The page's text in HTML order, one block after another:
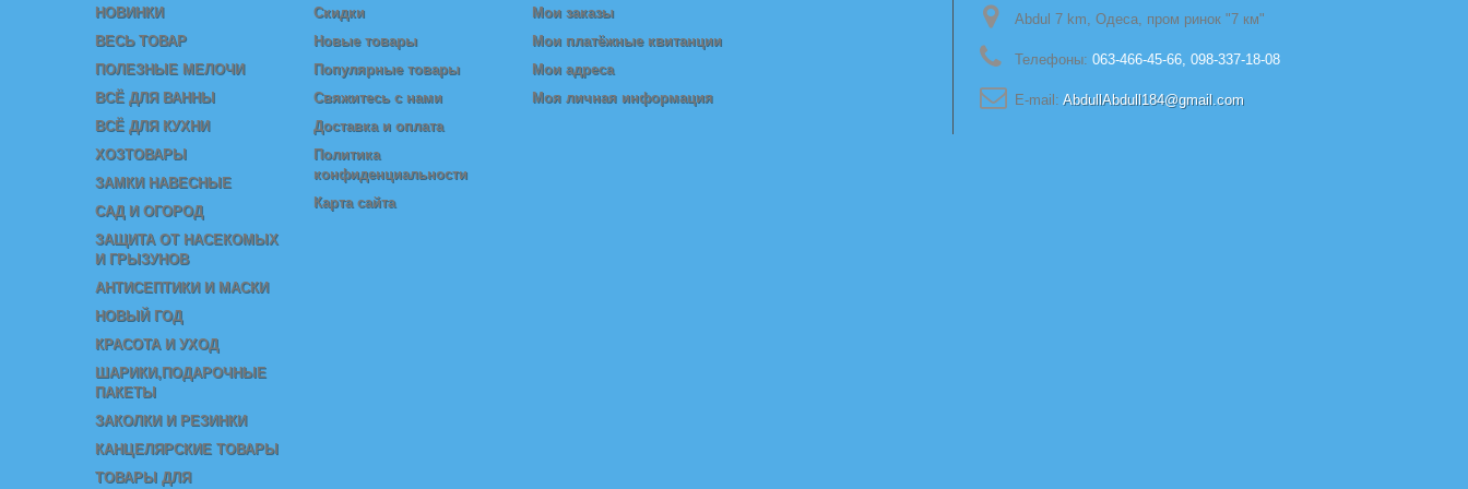
НОВИНКИ
ВЕСЬ ТОВАР
ПОЛЕЗНЫЕ МЕЛОЧИ
ВСЁ ДЛЯ ВАННЫ
ВСЁ ДЛЯ КУХНИ
ХОЗТОВАРЫ
ЗАМКИ НАВЕСНЫЕ
САД И ОГОРОД
ЗАЩИТА ОТ НАСЕКОМЫХ
И ГРЫЗУНОВ
АНТИСЕПТИКИ И МАСКИ
НОВЫЙ ГОД
КРАСОТА И УХОД
ШАРИКИ,ПОДАРОЧНЫЕ
ПАКЕТЫ
ЗАКОЛКИ И РЕЗИНКИ
КАНЦЕЛЯРСКИЕ ТОВАРЫ
ТОВАРЫ ДЛЯ
Скидки
Новые товары
Популярные товары
Свяжитесь с нами
Доставка и оплата
Политика
конфиденциальности
Карта сайта
Мои заказы
Мои платёжные квитанции
Мои адреса
Моя личная информация
Abdul 7 km, Одеса, пром ринок "7 км"
Телефоны: 063-466-45-66, 098-337-18-08
E-mail: AbdullAbdull184@gmail.com